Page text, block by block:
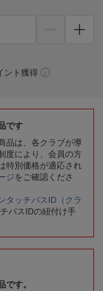
ント獲得
です
品は、各クラブが導
度により、会員の方
特別価格が適応され
ジをご確認くださ
タッチパスID（クラ
パスIDの紐付け手
です。